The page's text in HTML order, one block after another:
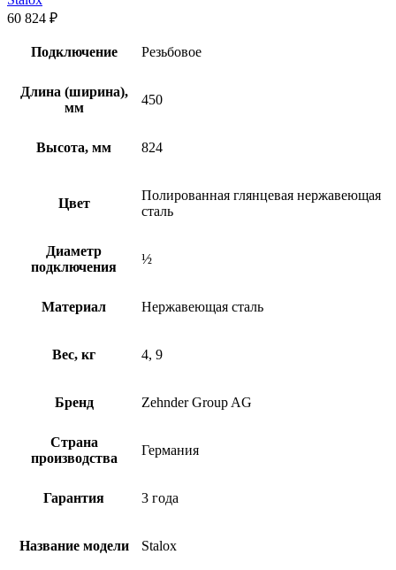
60 824 ₽
Подключение Резьбовое
Длина (ширина),
мм
450
Высота, мм 824
Цвет
Полированная глянцевая нержавеющая
сталь
Диаметр
подключения
½
Материал Нержавеющая сталь
Вес, кг 4, 9
Бренд Zehnder Group AG
Страна
производства
Германия
Гарантия 3 года
Название модели Stalox